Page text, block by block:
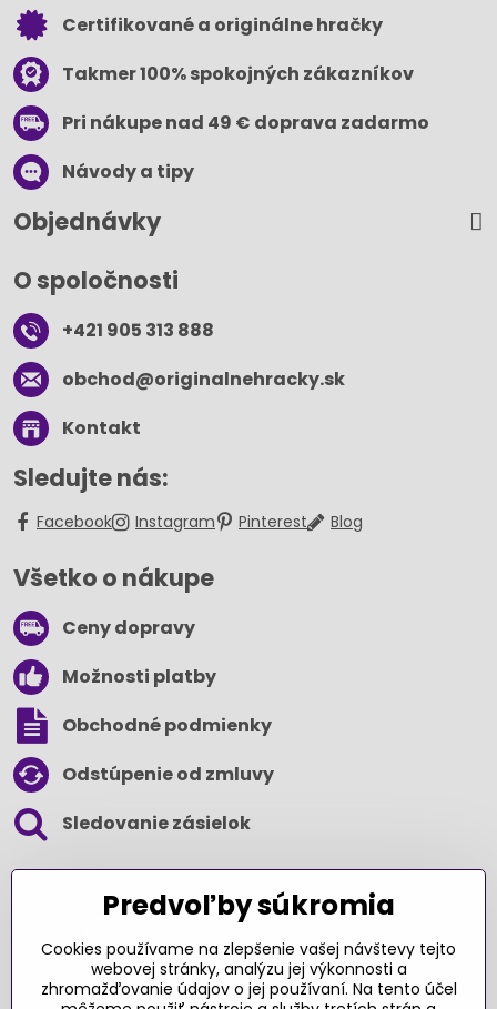
Certifikované a originálne hračky
Takmer 100% spokojných zákazníkov
Pri nákupe nad 49 € doprava zadarmo
Návody a tipy
Objednávky
O spoločnosti
+421 905 313 888
obchod​@originalnehracky​.sk
Kontakt
Sledujte nás:
Facebook Instagram Pinterest Blog
Všetko o nákupe
Ceny dopravy
Možnosti platby
Obchodné podmienky
Odstúpenie od zmluvy
Sledovanie zásielok
Ďakujeme za podporu
Predvoľby súkromia
Cookies používame na zlepšenie vašej návštevy tejto
webovej stránky, analýzu jej výkonnosti a
zhromažďovanie údajov o jej používaní. Na tento účel